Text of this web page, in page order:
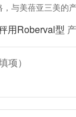
与美蓓亚三美的
用Roberval型
项）